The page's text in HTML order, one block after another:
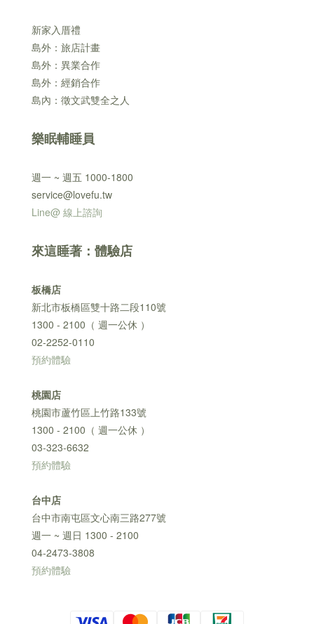
新家入厝禮
島外：旅店計畫
島外：異業合作
島外：經銷合作
島內：徵文武雙全之人
樂眠輔睡員
週一 ~ 週五 1000-1800
service@lovefu.tw
Line@ 線上諮詢
來這睡著：體驗店
板橋店
新北市板橋區雙十路二段110號
1300 - 2100（ 週一公休 ）
02-2252-0110
預約體驗
桃園店
桃園市蘆竹區上竹路133號
1300 - 2100（ 週一公休 ）
03-323-6632
預約體驗
台中店
台中市南屯區文心南三路277號
週一 ~ 週日 1300 - 2100
04-2473-3808
預約體驗